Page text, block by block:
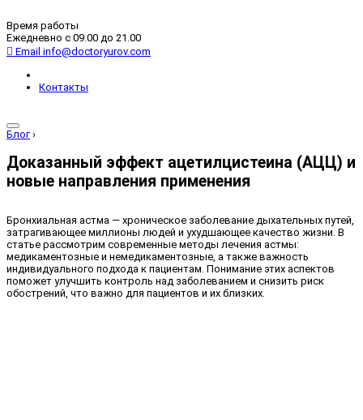
Время работы
Ежедневно с 09.00 до 21.00
Email info@doctoryurov.com
Контакты
Блог ›
Доказанный эффект ацетилцистеина (АЦЦ) и
новые направления применения
Бронхиальная астма — хроническое заболевание дыхательных путей,
затрагивающее миллионы людей и ухудшающее качество жизни. В
статье рассмотрим современные методы лечения астмы:
медикаментозные и немедикаментозные, а также важность
индивидуального подхода к пациентам. Понимание этих аспектов
поможет улучшить контроль над заболеванием и снизить риск
обострений, что важно для пациентов и их близких.